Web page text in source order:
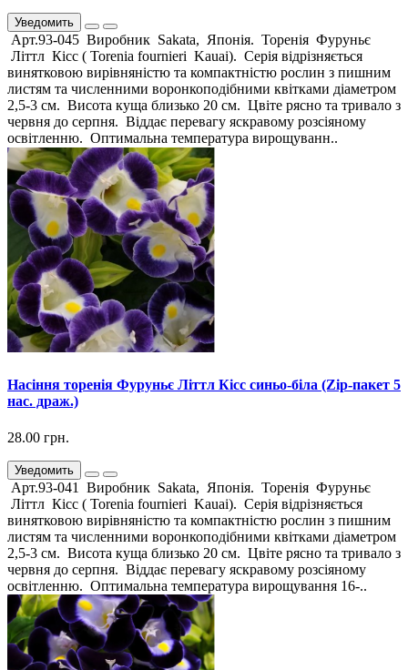
Уведомить
Арт.93-045 Виробник Sakata, Японія. Торенія Фуруньє
Літтл Кісс ( Torenia fournieri Kauai). Серія відрізняється
винятковою вирівняністю та компактністю рослин з пишним
листям та численними воронкоподібними квітками діаметром
2,5-3 см. Висота куща близько 20 см. Цвіте рясно та тривало з
червня до серпня. Віддає перевагу яскравому розсіяному
освітленню. Оптимальна температура вирощуванн..
Насіння торенія Фуруньє Літтл Кісс синьо-біла (Zip-пакет 5
нас. драж.)
28.00 грн.
Уведомить
Арт.93-041 Виробник Sakata, Японія. Торенія Фуруньє
Літтл Кісс ( Torenia fournieri Kauai). Серія відрізняється
винятковою вирівняністю та компактністю рослин з пишним
листям та численними воронкоподібними квітками діаметром
2,5-3 см. Висота куща близько 20 см. Цвіте рясно та тривало з
червня до серпня. Віддає перевагу яскравому розсіяному
освітленню. Оптимальна температура вирощування 16-..